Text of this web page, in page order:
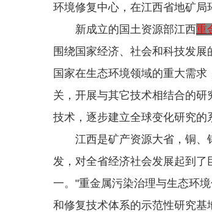
环境修复中心，在江西省地矿局
新成立的国土资源部江西重
围绕国家经济、社会和科技发
国家在生态环境领域的重大需
关，开展与其它技术相结合的
技术，逐步建立全球变化研究的
江西是矿产资源大省，铜、
发，对全省经济社会发展起到
一。"重金属污染治理与生态环
和修复技术体系的示范性研究